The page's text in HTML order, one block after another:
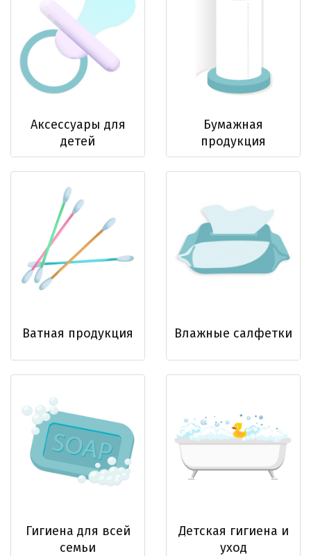
Аксессуары для
детей
Бумажная
продукция
Ватная продукция Влажные салфетки
Гигиена для всей
семьи
Детская гигиена и
уход